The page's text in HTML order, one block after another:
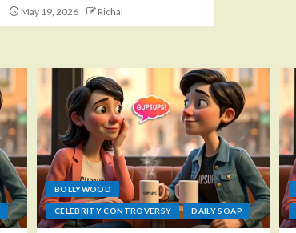
May 19, 2026 Richal
BOLLYWOOD
CELEBRITY CONTROVERSY DAILY SOAP